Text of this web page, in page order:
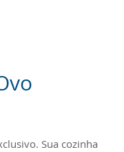
Sua cozinha